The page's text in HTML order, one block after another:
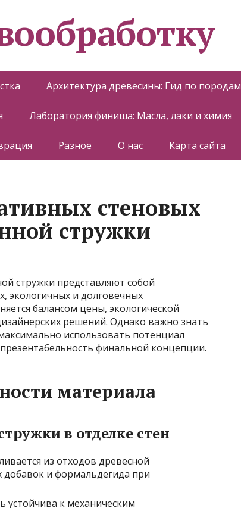
Архитектура древесины: Гид по породам
Лаборатория финиша: Масла, лаки и химия
Разное О нас Карта сайта
стеновых
стружки
стружки представляют собой
экологичных и долговечных
балансом цены, экологической
решений. Однако важно знать
использовать потенциал
финальной концепции.
материала
в отделке стен
из отходов древесной
и формальдегида при
устойчива к механическим